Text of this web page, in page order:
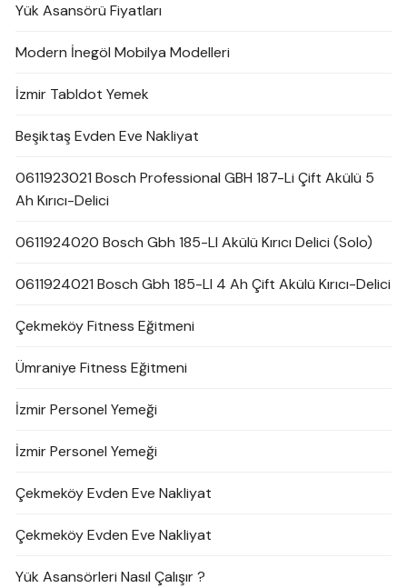
Yük Asansörü Fiyatları
Modern İnegöl Mobilya Modelleri
İzmir Tabldot Yemek
Beşiktaş Evden Eve Nakliyat
0611923021 Bosch Professional GBH 187-Li Çift Akülü 5
Ah Kırıcı-Delici
0611924020 Bosch Gbh 185-LI Akülü Kırıcı Delici (Solo)
0611924021 Bosch Gbh 185-LI 4 Ah Çift Akülü Kırıcı-Delici
Çekmeköy Fitness Eğitmeni
Ümraniye Fitness Eğitmeni
İzmir Personel Yemeği
İzmir Personel Yemeği
Çekmeköy Evden Eve Nakliyat
Çekmeköy Evden Eve Nakliyat
Yük Asansörleri Nasıl Çalışır ?